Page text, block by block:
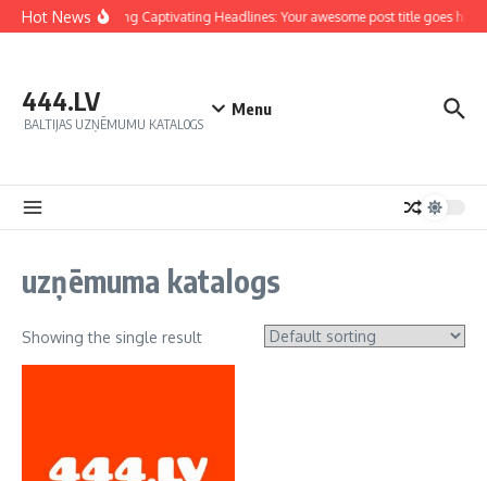
Hot NewsCrafting Captivating Headlines: Your awesome post title goes here
444.LV
BALTIJAS UZŅĒMUMU KATALOGS
Menu
uzņēmuma katalogs
Showing the single result